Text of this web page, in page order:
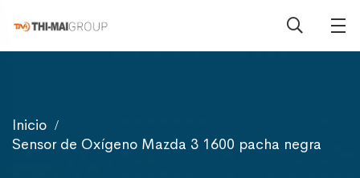
Inicio
Sensor de Oxígeno Mazda 3 1600 pacha negra